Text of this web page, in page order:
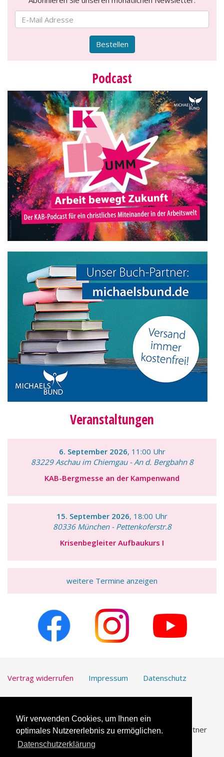
Wir verwenden Cookies, um Ihnen ein
optimales Nutzererlebnis zu ermöglichen.
Datenschutzerklärung
Bestellen
Podcast
Veranstaltungen
6. September 2026, 11:00 Uhr
83229 Aschau im Chiemgau - An d. Bergbahn 8
KAB-Bergmesse an der Kampenwand
15. September 2026, 18:00 Uhr
80336 München - Pettenkoferstr.8
Krisenbegleiter Aufbaukurs I
weitere Termine anzeigen
Vertrag widerrufen Impressum Datenschutz
UmfrageOnline.com ist unser vertrauenswürdiger Partner
für die
Erstellung von Online-Umfragen